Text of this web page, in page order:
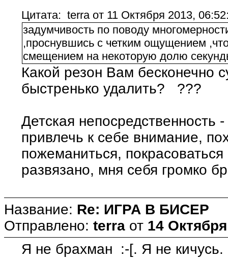
Цитата: terra от 11 Октября 2013,
задумчивость по поводу
,проснувшись с четким ощущением
смещением на некоторую долю
Какой резон Вам бесконечно
быстренько удалить? ???
Детская
привлечь к себе внимание,
пожеманиться,
развязано, мня себя громко
Название: Re: ИГРА В БИСЕР
Отправлено: terra от 14
Я не брахман :-[. Я не